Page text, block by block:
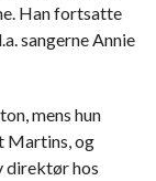
Han fortsatte
sangerne Annie
mens hun
Martins, og
direktør hos